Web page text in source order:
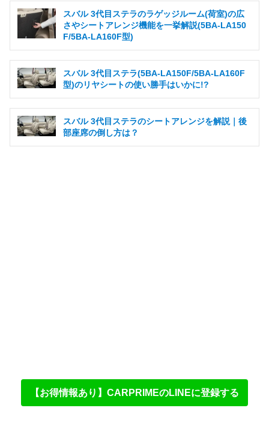
スバル 3代目ステラのラゲッジルーム(荷室)の広
さやシートアレンジ機能を一挙解説(5BA-LA150
F/5BA-LA160F型)
スバル 3代目ステラ(5BA-LA150F/5BA-LA160F
型)のリヤシートの使い勝手はいかに!?
スバル 3代目ステラのシートアレンジを解説｜後
部座席の倒し方は？
【お得情報あり】CARPRIMEのLINEに登録する